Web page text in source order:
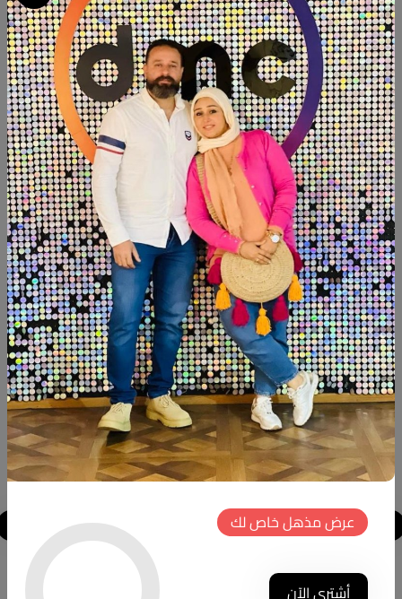
كود المنتج:G031
التوافر:غير متاح
تصنيف:جزامات
شارك:
وصف
التقييمات (0)
جزامه خشب ام دي اف اسباني قوايم زان دهانات:تشوك بينت
عرض:١٢٠سم ارتفاع: ١٢٠سم
منتجات شبيهة
جديد
جزامه
جديد
جزامه
عرض مذهل خاص لك
أشتري الآن